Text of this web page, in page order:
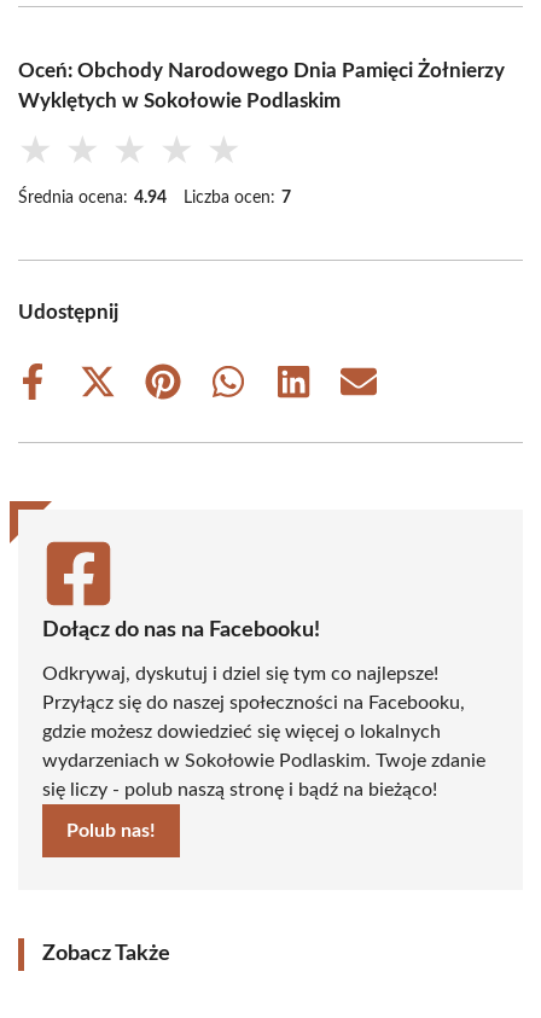
Oceń: Obchody Narodowego Dnia Pamięci Żołnierzy
Wyklętych w Sokołowie Podlaskim
★ ★ ★ ★ ★
Średnia ocena: 4.94 Liczba ocen: 7
Udostępnij
Share
Share
(Twitter)
Share
Share
Share
Share
Dołącz do nas na Facebooku!
Odkrywaj, dyskutuj i dziel się tym co najlepsze!
Przyłącz się do naszej społeczności na Facebooku,
gdzie możesz dowiedzieć się więcej o lokalnych
wydarzeniach w Sokołowie Podlaskim. Twoje zdanie
się liczy - polub naszą stronę i bądź na bieżąco!
Polub nas!
Zobacz Także